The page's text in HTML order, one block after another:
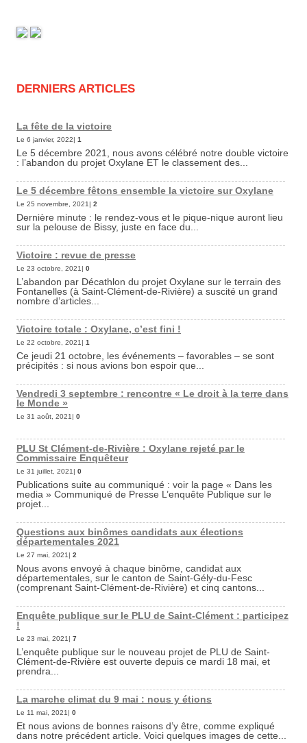
DERNIERS ARTICLES
La fête de la victoire
Le 6 janvier, 2022| 1
Le 5 décembre 2021, nous avons célébré notre double victoire
: l’abandon du projet Oxylane ET le classement des...
Le 5 décembre fêtons ensemble la victoire sur Oxylane
Le 25 novembre, 2021| 2
Dernière minute : le rendez-vous et le pique-nique auront lieu
sur la pelouse de Bissy, juste en face du...
Victoire : revue de presse
Le 23 octobre, 2021| 0
L’abandon par Décathlon du projet Oxylane sur le terrain des
Fontanelles (à Saint-Clément-de-Rivière) a suscité un grand
nombre d’articles...
Victoire totale : Oxylane, c’est fini !
Le 22 octobre, 2021| 1
Ce jeudi 21 octobre, les événements – favorables – se sont
précipités : si nous avions bon espoir que...
Vendredi 3 septembre : rencontre « Le droit à la terre dans
le Monde »
Le 31 août, 2021| 0
PLU St Clément-de-Rivière : Oxylane rejeté par le
Commissaire Enquêteur
Le 31 juillet, 2021| 0
Publications suite au communiqué : voir la page « Dans les
media » Communiqué de Presse L’enquête Publique sur le
projet...
Questions aux binômes candidats aux élections
départementales 2021
Le 27 mai, 2021| 2
Nous avons envoyé à chaque binôme, candidat aux
départementales, sur le canton de Saint-Gély-du-Fesc
(comprenant Saint-Clément-de-Rivière) et cinq cantons...
Enquête publique sur le PLU de Saint-Clément : participez
!
Le 23 mai, 2021| 7
L’enquête publique sur le nouveau projet de PLU de Saint-
Clément-de-Rivière est ouverte depuis ce mardi 18 mai, et
prendra...
La marche climat du 9 mai : nous y étions
Le 11 mai, 2021| 0
Et nous avions de bonnes raisons d’y être, comme expliqué
dans notre précédent article. Voici quelques images de cette...